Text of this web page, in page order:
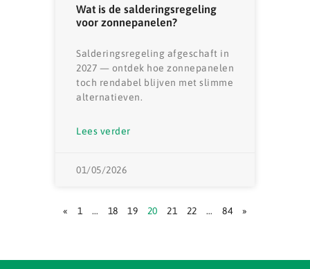
Wat is de salderingsregeling
voor zonnepanelen?
Salderingsregeling afgeschaft in
2027 — ontdek hoe zonnepanelen
toch rendabel blijven met slimme
alternatieven.
Lees verder
01/05/2026
« 1 … 18 19 20 21 22 … 84 »